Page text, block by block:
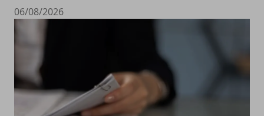
06/08/2026